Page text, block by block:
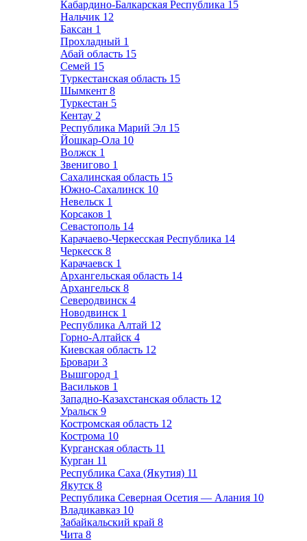
Кабардино-Балкарская Республика 15
Нальчик 12
Баксан 1
Прохладный 1
Абай область 15
Семей 15
Туркестанская область 15
Шымкент 8
Туркестан 5
Кентау 2
Республика Марий Эл 15
Йошкар-Ола 10
Волжск 1
Звенигово 1
Сахалинская область 15
Южно-Сахалинск 10
Невельск 1
Корсаков 1
Севастополь 14
Карачаево-Черкесская Республика 14
Черкесск 8
Карачаевск 1
Архангельская область 14
Архангельск 8
Северодвинск 4
Новодвинск 1
Республика Алтай 12
Горно-Алтайск 4
Киевская область 12
Бровари 3
Вышгород 1
Васильков 1
Западно-Казахстанская область 12
Уральск 9
Костромская область 12
Кострома 10
Курганская область 11
Курган 11
Республика Саха (Якутия) 11
Якутск 8
Республика Северная Осетия — Алания 10
Владикавказ 10
Забайкальский край 8
Чита 8